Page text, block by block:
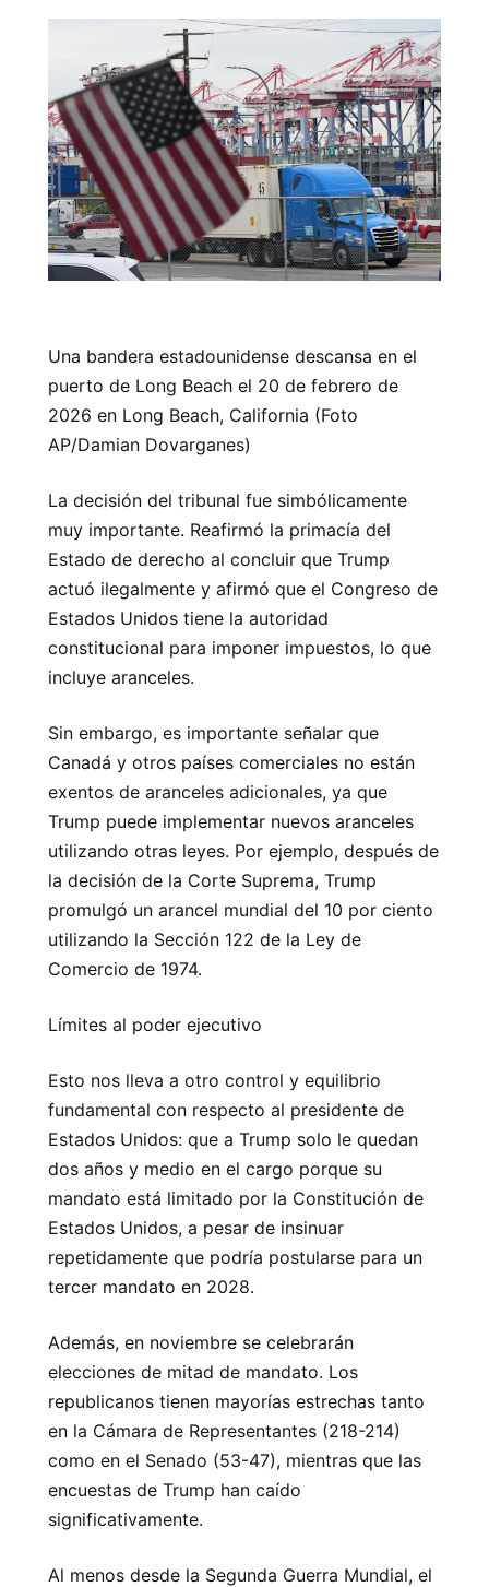
Una bandera estadounidense descansa en el
puerto de Long Beach el 20 de febrero de
2026 en Long Beach, California (Foto
AP/Damian Dovarganes)
La decisión del tribunal fue simbólicamente
muy importante. Reafirmó la primacía del
Estado de derecho al concluir que Trump
actuó ilegalmente y afirmó que el Congreso de
Estados Unidos tiene la autoridad
constitucional para imponer impuestos, lo que
incluye aranceles.
Sin embargo, es importante señalar que
Canadá y otros países comerciales no están
exentos de aranceles adicionales, ya que
Trump puede implementar nuevos aranceles
utilizando otras leyes. Por ejemplo, después de
la decisión de la Corte Suprema, Trump
promulgó un arancel mundial del 10 por ciento
utilizando la Sección 122 de la Ley de
Comercio de 1974.
Límites al poder ejecutivo
Esto nos lleva a otro control y equilibrio
fundamental con respecto al presidente de
Estados Unidos: que a Trump solo le quedan
dos años y medio en el cargo porque su
mandato está limitado por la Constitución de
Estados Unidos, a pesar de insinuar
repetidamente que podría postularse para un
tercer mandato en 2028.
Además, en noviembre se celebrarán
elecciones de mitad de mandato. Los
republicanos tienen mayorías estrechas tanto
en la Cámara de Representantes (218-214)
como en el Senado (53-47), mientras que las
encuestas de Trump han caído
significativamente.
Al menos desde la Segunda Guerra Mundial, el